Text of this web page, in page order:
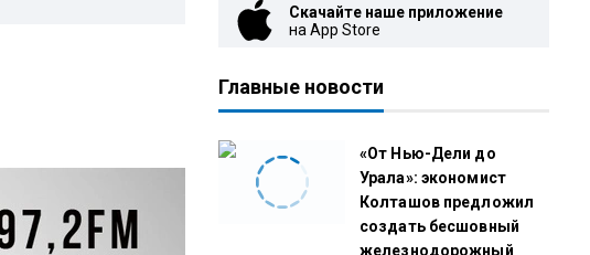
Скачайте наше приложение
на App Store
Главные новости
«От Нью-Дели до
Урала»: экономист
Колташов предложил
создать бесшовный
железнодорожный